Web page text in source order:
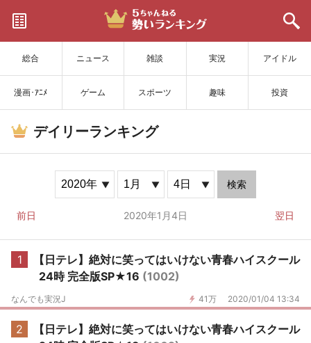
総合 ニュース 雑談 実況 アイドル
漫画･ｱﾆﾒ ゲーム スポーツ 趣味 投資
サイトを更新
デイリーランキング
検索
前日 2020年1月4日 翌日
1
【日テレ】絶対に笑ってはいけない青春ハイスクール
24時 完全版SP★16 (1002)
41万 2020/01/04 13:34
なんでも実況J
2
【日テレ】絶対に笑ってはいけない青春ハイスクール